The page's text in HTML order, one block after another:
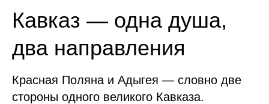
Кавказ — одна душа,
два направления
Красная Поляна и Адыгея — словно две
стороны одного великого Кавказа.